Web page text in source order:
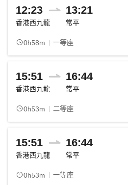
12:23 13:21
香港西九龍 常平
0h58m 一等座
15:51 16:44
香港西九龍 常平
0h53m 二等座
15:51 16:44
香港西九龍 常平
0h53m 一等座